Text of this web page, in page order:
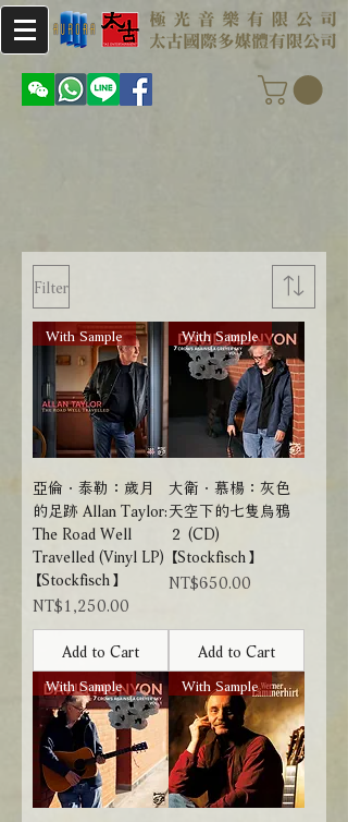
Filter
With Sample
亞倫．泰勒：歲月
的足跡 Allan Taylor:
The Road Well
Travelled (Vinyl LP)
【Stockfisch】
Price
NT$1,250.00
Add to Cart
With Sample
大衛．慕楊：灰色
天空下的七隻烏鴉
２ (CD)
【Stockfisch】
Price
NT$650.00
Add to Cart
With Sample With Sample